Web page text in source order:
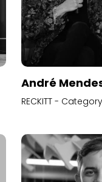
André
RECKITT -